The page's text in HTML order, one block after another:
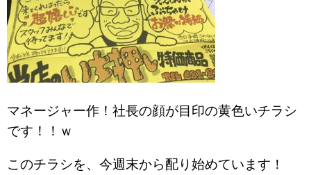
マネージャー作！社長の顔が目印の黄色いチラシ
です！！ｗ
このチラシを、今週末から配り始めています！